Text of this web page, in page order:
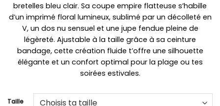
bretelles bleu clair. Sa coupe empire flatteuse s’habille
d’un imprimé floral lumineux, sublimé par un décolleté en
V, un dos nu sensuel et une jupe fendue pleine de
légèreté. Ajustable à la taille grâce à sa ceinture
bandage, cette création fluide t’offre une silhouette
élégante et un confort optimal pour la plage ou tes
soirées estivales.
Taille